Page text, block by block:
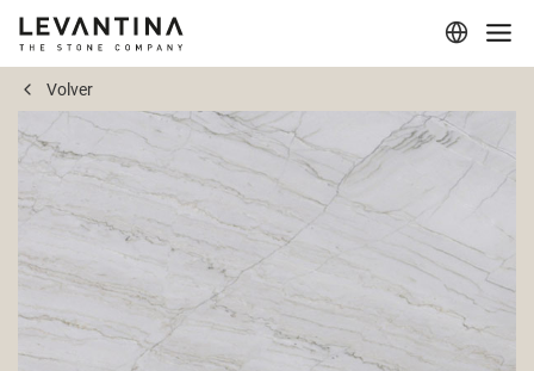
Corporativo
Materiales
Proyectos
Aplicaciones
Volver